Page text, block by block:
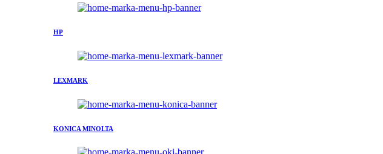
HP
LEXMARK
KONICA MINOLTA